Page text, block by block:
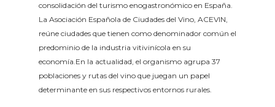
consolidación del turismo enogastronómico en España.
La Asociación Española de Ciudades del Vino, ACEVIN,
reúne ciudades que tienen como denominador común el
predominio de la industria vitivinícola en su
economía.En la actualidad, el organismo agrupa 37
poblaciones y rutas del vino que juegan un papel
determinante en sus respectivos entornos rurales.